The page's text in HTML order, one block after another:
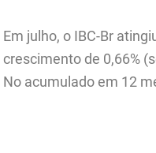
Em julho, o IBC-Br
crescimento de 0,66%
No acumulado em 12